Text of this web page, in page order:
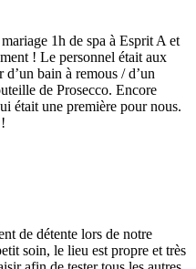
1h de spa à Esprit A et
! Le personnel était aux
bain à remous / d’un
de Prosecco. Encore
était une première pour nous.
de détente lors de notre
soin, le lieu est propre et très